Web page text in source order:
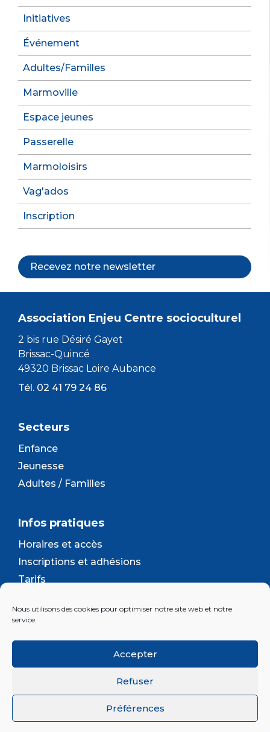
Nous utilisons des cookies pour optimiser notre site web et notre
service.
Accepter
Refuser
Préférences
Initiatives
Événement
Adultes/Familles
Marmoville
Espace jeunes
Passerelle
Marmoloisirs
Vag'ados
Inscription
Recevez notre newsletter
Association Enjeu Centre socioculturel
2 bis rue Désiré Gayet
Brissac-Quincé
49320 Brissac Loire Aubance
Tél. 02 41 79 24 86
Secteurs
Enfance
Jeunesse
Adultes / Familles
Infos pratiques
Horaires et accès
Inscriptions et adhésions
Tarifs
Contact
Lettre d’information
© 2026 Association Enjeu |Plan du site|Mentions